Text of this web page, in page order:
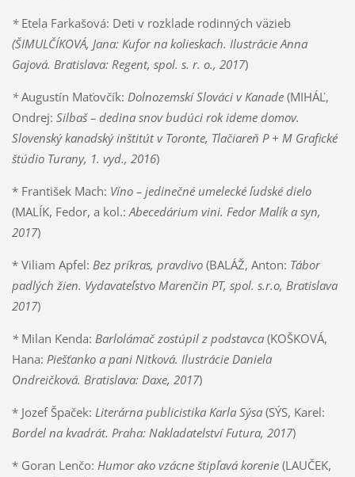
* Etela Farkašová: Deti v rozklade rodinných väzieb
(ŠIMULČÍKOVÁ, Jana: Kufor na kolieskach. Ilustrácie Anna
Gajová. Bratislava: Regent, spol. s. r. o., 2017)
*Augustín Maťovčík: Dolnozemskí Slováci v Kanade (MIHÁĽ,
Ondrej: Silbaš – dedina snov budúci rok ideme domov.
Slovenský kanadský inštitút v Toronte, Tlačiareň P + M Grafické
štúdio Turany, 1. vyd., 2016)
* František Mach: Víno – jedinečné umelecké ľudské dielo
(MALÍK, Fedor, a kol.: Abecedárium vini. Fedor Malík a syn,
2017)
* Viliam Apfel: Bez príkras, pravdivo (BALÁŽ, Anton: Tábor
padlých žien. Vydavateľstvo Marenčin PT, spol. s.r.o, Bratislava
2017)
* Milan Kenda: Barlolámač zostúpil z podstavca (KOŠKOVÁ,
Hana: Piešťanko a pani Nitková. Ilustrácie Daniela
Ondreičková. Bratislava: Daxe, 2017)
* Jozef Špaček: Literárna publicistika Karla Sýsa (SÝS, Karel:
Bordel na kvadrát. Praha: Nakladatelství Futura, 2017)
* Goran Lenčo: Humor ako vzácne štipľavá korenie (LAUČEK,